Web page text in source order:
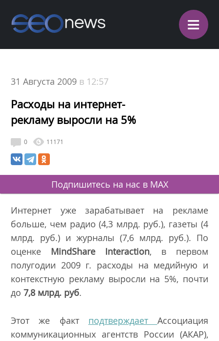
≡
31 Августа 2009 в 12:57
Расходы на интернет-
рекламу выросли на 5%
0 11171
Подпишитесь на нас в MAX
Интернет уже зарабатывает на рекламе
больше, чем радио (4,3 млрд. руб.), газеты (4
млрд. руб.) и журналы (7,6 млрд. руб.). По
оценке MindShare Interaction, в первом
полугодии 2009 г. расходы на медийную и
контекстную рекламу выросли на 5%, почти
до7,8 млрд. руб.
Этот же факт подтверждает Ассоциация
коммуникационных агентств России (АКАР),